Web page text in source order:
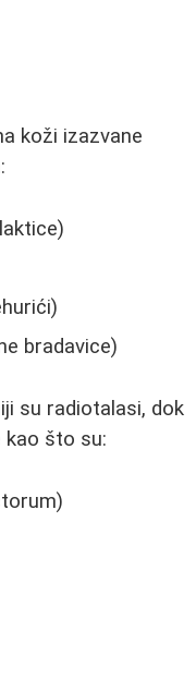
koži izazvane
bradavice)
su radiotalasi, dok
kao što su: